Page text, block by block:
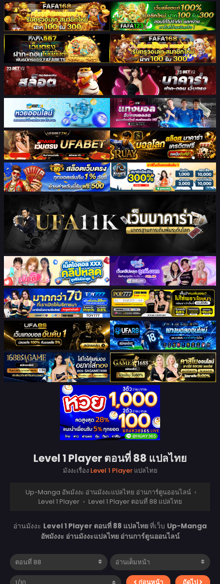
Level 1 Player ตอนที่ 88 แปลไทย
มังงะเรื่อง Level 1 Playerแปลไทย
Up-Manga อัพมังงะ อ่านมังงะแปลไทย อ่านการ์ตูนออนไลน์ ›
Level 1 Player › Level 1 Player ตอนที่ 88 แปลไทย
อ่านมังงะ Level 1 Player ตอนที่ 88 แปลไทยที่เว็บ Up-Manga
อัพมังงะ อ่านมังงะแปลไทย อ่านการ์ตูนออนไลน์